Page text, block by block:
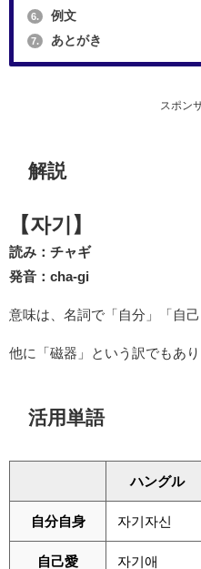
6. 例文
7. あとがき
スポン
解説
【자기】
読み：チャギ
発音：cha-gi
意味は、名詞で「自分」「自己
他に「磁器」という訳でもあり
活用単語
ハングル
自分自身 자기자신
自己愛 자기애